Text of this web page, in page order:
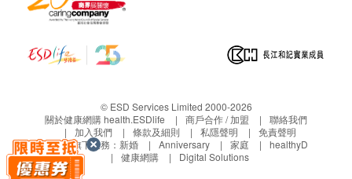
© ESD Services Limited 2000-2026
關於健康網購 health.ESDlife
商戶合作 / 加盟
聯絡我們
加入我們
條款及細則 私隱聲明
免責聲明
生活易旗下業務： 新婚 Anniversary 家庭
healthyD
健康網購
Digital Solutions